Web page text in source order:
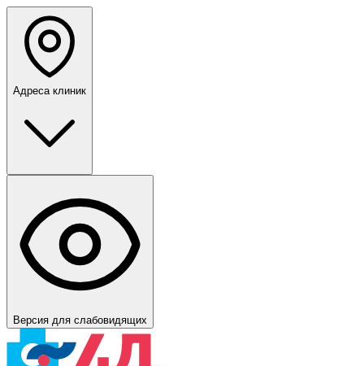
Адреса клиник
Версия для слабовидящих